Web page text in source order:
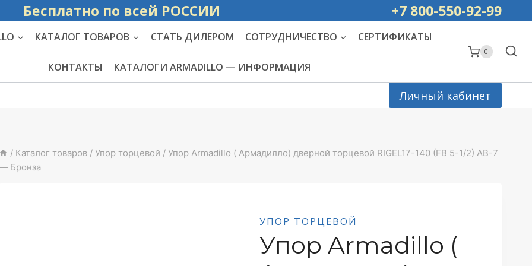
Бесплатно по всей РОССИИ +7 800-550-92-99
КАТАЛОГ ТОВАРОВ СТАТЬ ДИЛЕРОМ СОТРУДНИЧЕСТВО СЕРТИФИКАТЫ
КОНТАКТЫ КАТАЛОГИ ARMADILLO — ИНФОРМАЦИЯ
0
Личный кабинет
/ Каталог товаров / Упор торцевой / Упор Armadillo ( Армадилло) дверной торцевой RIGEL17-140 (FB 5-1/2) AB-7
Бронза
УПОР ТОРЦЕВОЙ
Упор Armadillo (